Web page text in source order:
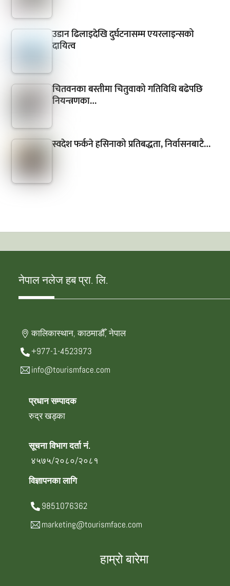
उडान ढिलाइदेखि दुर्घटनासम्म एयरलाइन्सको
दायित्व
चितवनका बस्तीमा चितुवाको गतिविधि बढेपछि
नियन्त्रणका…
स्वदेश फर्कने हसिनाको प्रतिबद्धता, निर्वासनबाटै…
नेपाल नलेज हब प्रा. लि.
कालिकास्थान, काठमाडौँ, नेपाल
+977-1-4523973
info@tourismface.com
प्रधान सम्पादक
रुद्र खड्का
सूचना विभाग दर्ता नं.
४५७५/२०८०/२०८१
विज्ञापनका लागि
9851076362
marketing@tourismface.com
हाम्रो बारेमा